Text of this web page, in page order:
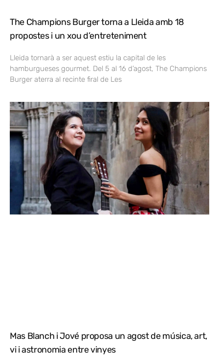
The Champions Burger torna a Lleida amb 18
propostes i un xou d’entreteniment
Lleida tornarà a ser aquest estiu la capital de les
hamburgueses gourmet. Del 5 al 16 d’agost, The Champions
Burger aterra al recinte firal de Les
Mas Blanch i Jové proposa un agost de música, art,
vi i astronomia entre vinyes